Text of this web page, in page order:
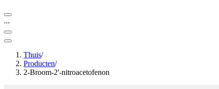
...
Thuis/
Producten/
2-Broom-2'-nitroacetofenon